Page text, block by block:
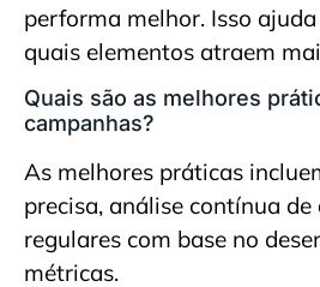
performa melhor. Isso
quais elementos atraem
Quais são as melhores
campanhas?
As melhores práticas
precisa, análise contínua
regulares com base no
métricas.